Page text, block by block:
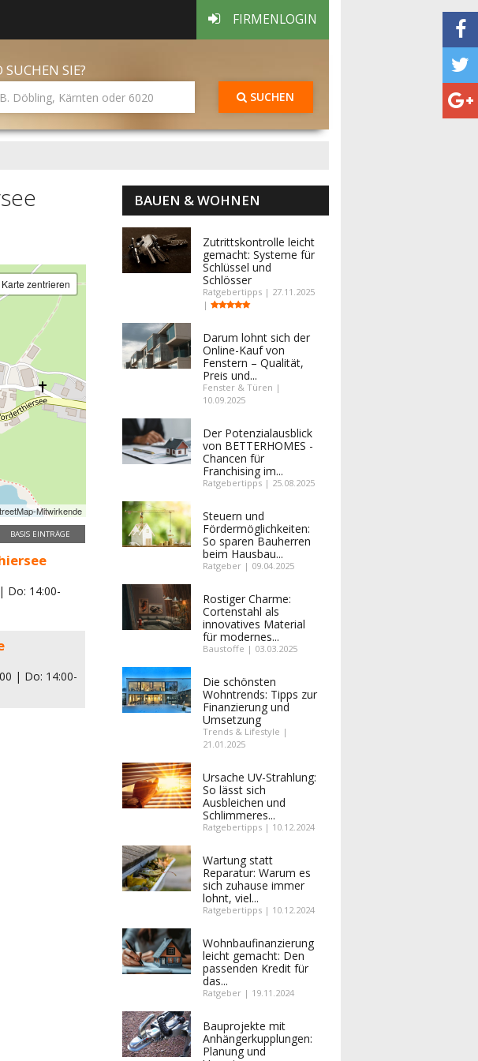
FIRMENLOGIN
SUCHEN SIE?
SUCHEN
Karte zentrieren
Mitwirkende
BASIS EINTRÄGE
Do: 14:00-
| Do: 14:00-
BAUEN & WOHNEN
Zutrittskontrolle leicht
gemacht: Systeme für
Schlüssel und
Schlösser
Ratgebertipps | 27.11.2025
|
Darum lohnt sich der
Online-Kauf von
Fenstern – Qualität,
Preis und...
Fenster & Türen |
10.09.2025
Der Potenzialausblick
von BETTERHOMES -
Chancen für
Franchising im...
Ratgebertipps | 25.08.2025
Steuern und
Fördermöglichkeiten:
So sparen Bauherren
beim Hausbau...
Ratgeber | 09.04.2025
Rostiger Charme:
Cortenstahl als
innovatives Material
für modernes...
Baustoffe | 03.03.2025
Die schönsten
Wohntrends: Tipps zur
Finanzierung und
Umsetzung
Trends & Lifestyle |
21.01.2025
Ursache UV-Strahlung:
So lässt sich
Ausbleichen und
Schlimmeres...
Ratgebertipps | 10.12.2024
Wartung statt
Reparatur: Warum es
sich zuhause immer
lohnt, viel...
Ratgebertipps | 10.12.2024
Wohnbaufinanzierung
leicht gemacht: Den
passenden Kredit für
das...
Ratgeber | 19.11.2024
Bauprojekte mit
Anhängerkupplungen:
Planung und